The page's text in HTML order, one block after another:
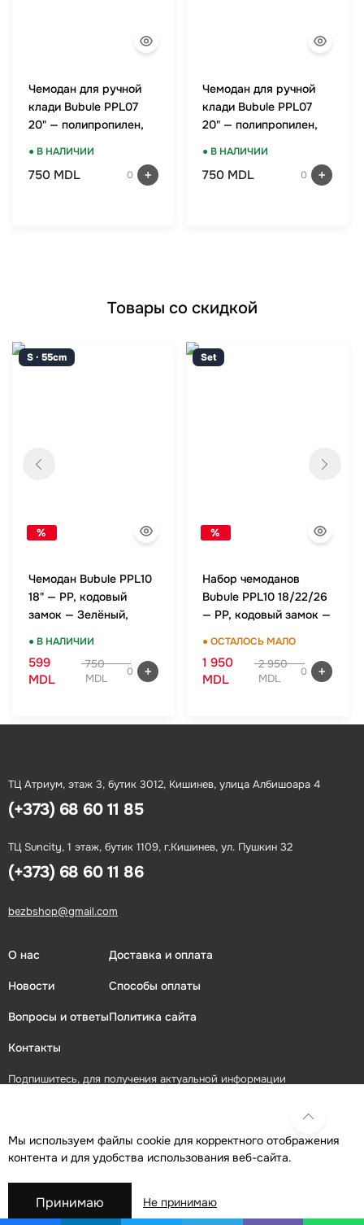
Чемодан для ручной
клади Bubule PPL07
20" — полипропилен,
● В НАЛИЧИИ
750 MDL 0
Чемодан для ручной
клади Bubule PPL07
20" — полипропилен,
● В НАЛИЧИИ
750 MDL 0
Товары со скидкой
S · 55cm
%
Чемодан Bubule PPL10
18" — PP, кодовый
замок — Зелёный,
● В НАЛИЧИИ
599
MDL
750
MDL
0
Set
%
Набор чемоданов
Bubule PPL10 18/22/26
— PP, кодовый замок —
● ОСТАЛОСЬ МАЛО
1 950
MDL
2 950
MDL
0
ТЦ Атриум, этаж 3, бутик 3012, Кишинев, улица Албишоара 4
(+373) 68 60 11 85
ТЦ Suncity, 1 этаж, бутик 1109, г.Кишинев, ул. Пушкин 32
(+373) 68 60 11 86
bezbshop@gmail.com
О нас
Новости
Вопросы и ответы
Контакты
Доставка и оплата
Способы оплаты
Политика сайта
Подпишитесь, для получения актуальной информации
ПОДПИСАТЬСЯ
Присоединяйтесь в социальных сетях
Мы используем файлы cookie для корректного отображения
контента и для удобства использования веб-сайта.
Принимаю Не принимаю